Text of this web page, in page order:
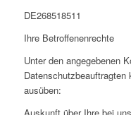
DE268518511
Ihre Betroffenenrechte
Unter den angegebenen
ausüben: